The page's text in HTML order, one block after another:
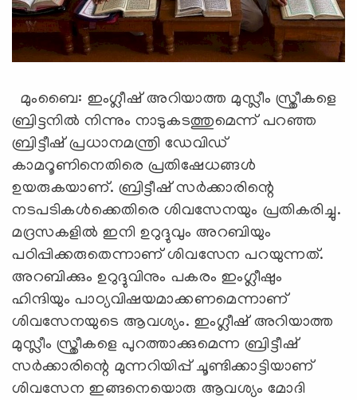
മുംബൈ: ഇംഗ്ലീഷ് അറിയാത്ത മുസ്ലീം സ്ത്രീകളെ
ബ്രിട്ടനില്‍ നിന്നും നാടുകടത്തുമെന്ന് പറഞ്ഞ
ബ്രിട്ടീഷ് പ്രധാനമന്ത്രി ഡേവിഡ്
കാമറൂണിനെതിരെ പ്രതിഷേധങ്ങള്‍
ഉയരുകയാണ്. ബ്രിട്ടീഷ് സര്‍ക്കാരിന്റെ
നടപടികള്‍ക്കെതിരെ ശിവസേനയും പ്രതികരിച്ചു.
മദ്രസകളില്‍ ഇനി ഉറുദ്ദുവും അറബിയും
പഠിപ്പിക്കരുതെന്നാണ് ശിവസേന പറയുന്നത്.
അറബിക്കും ഉറുദ്ദുവിനും പകരം ഇംഗ്ലീഷും
ഹിന്ദിയും പാഠ്യവിഷയമാക്കണമെന്നാണ്
ശിവസേനയുടെ ആവശ്യം. ഇംഗ്ലീഷ് അറിയാത്ത
മുസ്ലീം സ്ത്രീകളെ പുറത്താക്കുമെന്ന ബ്രിട്ടീഷ്
സര്‍ക്കാരിന്റെ മുന്നറിയിപ്പ് ചൂണ്ടിക്കാട്ടിയാണ്
ശിവസേന ഇങ്ങനെയൊരു ആവശ്യം മോദി